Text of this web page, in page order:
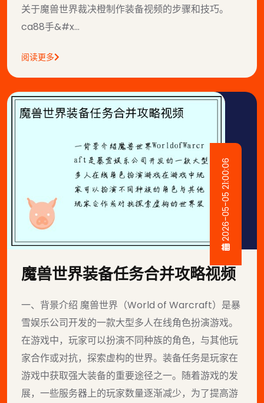
关于魔兽世界裁决橙制作装备视频的步骤和技巧。
ca88手&#x...
阅读更多
2026-05-05 21:00:06
魔兽世界装备任务合并攻略视频
一、背景介绍 魔兽世界（World of Warcraft）是暴
雪娱乐公司开发的一款大型多人在线角色扮演游戏。
在游戏中，玩家可以扮演不同种族的角色，与其他玩
家合作或对抗，探索虚构的世界。装备任务是玩家在
游戏中获取强大装备的重要途径之一。随着游戏的发
展，一些服务器上的玩家数量逐渐减少，为了提高游